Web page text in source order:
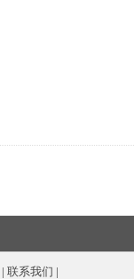
| 联系我们 |